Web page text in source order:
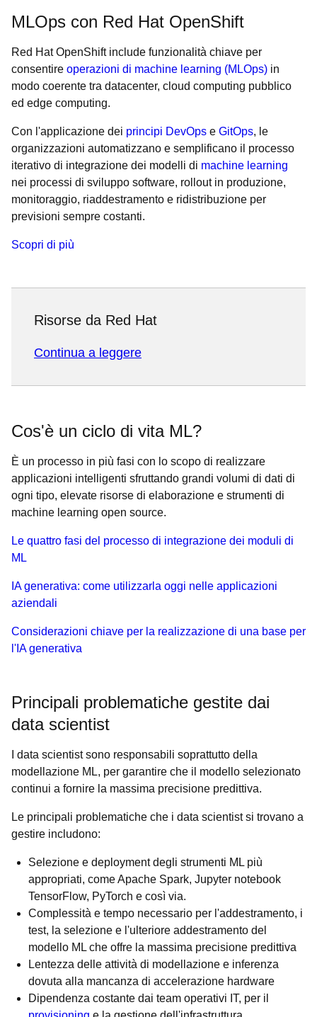
MLOps con Red Hat OpenShift
Red Hat OpenShift include funzionalità chiave per
consentire operazioni di machine learning (MLOps) in
modo coerente tra datacenter, cloud computing pubblico
ed edge computing.
Con l'applicazione dei principi DevOps e GitOps, le
organizzazioni automatizzano e semplificano il processo
iterativo di integrazione dei modelli di machine learning
nei processi di sviluppo software, rollout in produzione,
monitoraggio, riaddestramento e ridistribuzione per
previsioni sempre costanti.
Scopri di più
Risorse da Red Hat
Continua a leggere
Cos'è un ciclo di vita ML?
È un processo in più fasi con lo scopo di realizzare
applicazioni intelligenti sfruttando grandi volumi di dati di
ogni tipo, elevate risorse di elaborazione e strumenti di
machine learning open source.
Le quattro fasi del processo di integrazione dei moduli di
ML
IA generativa: come utilizzarla oggi nelle applicazioni
aziendali
Considerazioni chiave per la realizzazione di una base per
l'IA generativa
Principali problematiche gestite dai
data scientist
I data scientist sono responsabili soprattutto della
modellazione ML, per garantire che il modello selezionato
continui a fornire la massima precisione predittiva.
Le principali problematiche che i data scientist si trovano a
gestire includono:
Selezione e deployment degli strumenti ML più
appropriati, come Apache Spark, Jupyter notebook
TensorFlow, PyTorch e così via.
Complessità e tempo necessario per l'addestramento, i
test, la selezione e l'ulteriore addestramento del
modello ML che offre la massima precisione predittiva
Lentezza delle attività di modellazione e inferenza
dovuta alla mancanza di accelerazione hardware
Dipendenza costante dai team operativi IT, per il